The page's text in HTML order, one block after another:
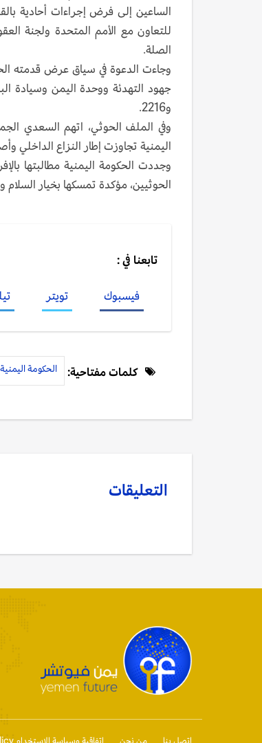
الساعين إلى فرض إجراءات أحادية
للتعاون مع الأمم المتحدة ولجنة
الصلة.
وجاءت الدعوة في سياق عرض قدمته
و2216.
وفي الملف الحوثي، اتهم السعدي
اليمنية تجاوزت إطار النزاع الداخلي
وجددت الحكومة اليمنية مطالبتها
الحوثيين، مؤكدة تمسكها بخيار
تابعنا في :
فيسبوك تويتر
كلمات مفتاحية: الحكومة اليمنية
التعليقات
إتصل بنا من نحن إتفاقية وسياسة الإستخدام Privacy Policy